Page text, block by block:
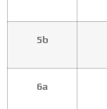
5b
6a